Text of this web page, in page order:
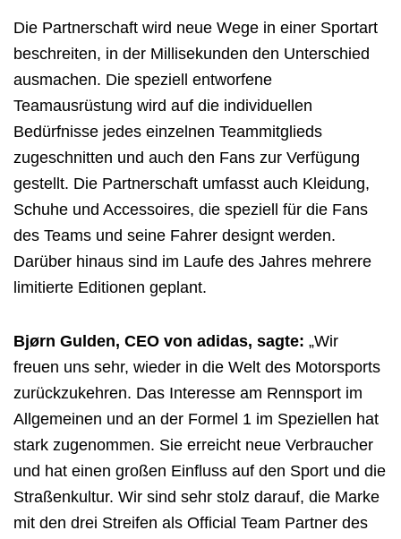
Die Partnerschaft wird neue Wege in einer Sportart
beschreiten, in der Millisekunden den Unterschied
ausmachen. Die speziell entworfene
Teamausrüstung wird auf die individuellen
Bedürfnisse jedes einzelnen Teammitglieds
zugeschnitten und auch den Fans zur Verfügung
gestellt. Die Partnerschaft umfasst auch Kleidung,
Schuhe und Accessoires, die speziell für die Fans
des Teams und seine Fahrer designt werden.
Darüber hinaus sind im Laufe des Jahres mehrere
limitierte Editionen geplant.
Bjørn Gulden, CEO von adidas, sagte: „Wir
freuen uns sehr, wieder in die Welt des Motorsports
zurückzukehren. Das Interesse am Rennsport im
Allgemeinen und an der Formel 1 im Speziellen hat
stark zugenommen. Sie erreicht neue Verbraucher
und hat einen großen Einfluss auf den Sport und die
Straßenkultur. Wir sind sehr stolz darauf, die Marke
mit den drei Streifen als Official Team Partner des